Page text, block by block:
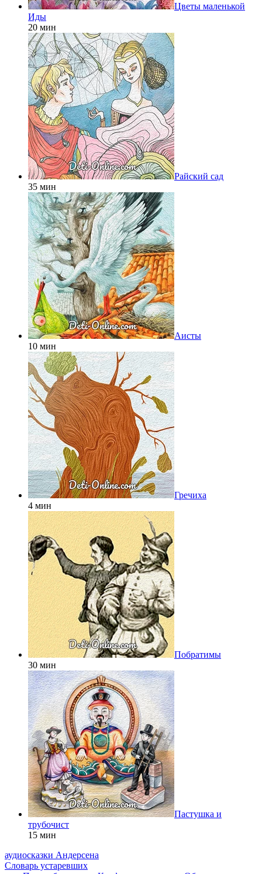
Цветы маленькой
Иды
20 мин
Райский сад
35 мин
Аисты
10 мин
Гречиха
4 мин
Побратимы
30 мин
Пастушка и
трубочист
15 мин
аудиосказки Андерсена
Словарь устаревших